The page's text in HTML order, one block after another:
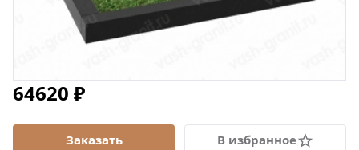
64620 ₽
В избранное